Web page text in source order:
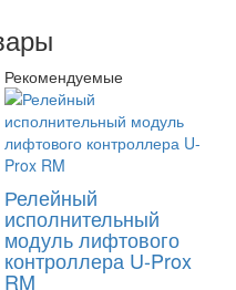
Рекомендуемые
Релейный
исполнительный
модуль лифтового
контроллера U-Prox
RM